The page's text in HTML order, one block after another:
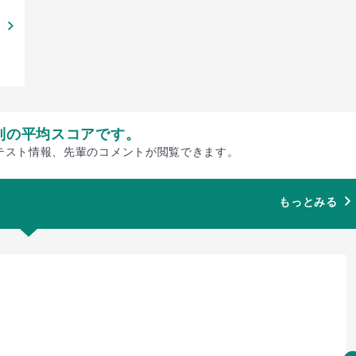
平均スコアです。
ト情報、先輩のコメントが閲覧できます。
もっとみる